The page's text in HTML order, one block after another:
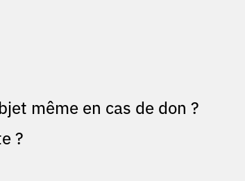
même en cas de don ?
?